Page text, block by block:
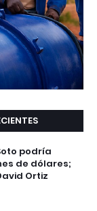
podría
de dólares;
Ortiz